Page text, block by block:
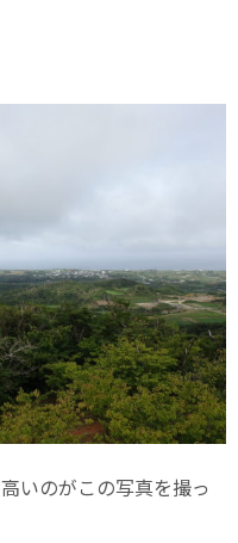
いのがこの写真を撮っ